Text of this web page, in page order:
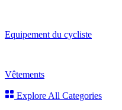
Equipement du cycliste
Vêtements
Explore All Categories